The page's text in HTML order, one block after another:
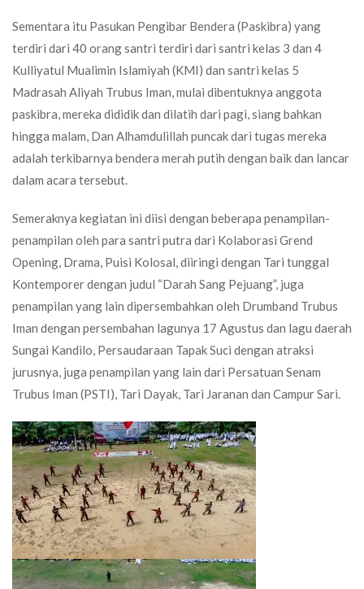
Sementara itu Pasukan Pengibar Bendera (Paskibra) yang
terdiri dari 40 orang santri terdiri dari santri kelas 3 dan 4
Kulliyatul Mualimin Islamiyah (KMI) dan santri kelas 5
Madrasah Aliyah Trubus Iman, mulai dibentuknya anggota
paskibra, mereka dididik dan dilatih dari pagi, siang bahkan
hingga malam, Dan Alhamdulillah puncak dari tugas mereka
adalah terkibarnya bendera merah putih dengan baik dan lancar
dalam acara tersebut.
Semeraknya kegiatan ini diisi dengan beberapa penampilan-
penampilan oleh para santri putra dari Kolaborasi Grend
Opening, Drama, Puisi Kolosal, diiringi dengan Tari tunggal
Kontemporer dengan judul “Darah Sang Pejuang”, juga
penampilan yang lain dipersembahkan oleh Drumband Trubus
Iman dengan persembahan lagunya 17 Agustus dan lagu daerah
Sungai Kandilo, Persaudaraan Tapak Suci dengan atraksi
jurusnya, juga penampilan yang lain dari Persatuan Senam
Trubus Iman (PSTI), Tari Dayak, Tari Jaranan dan Campur Sari.